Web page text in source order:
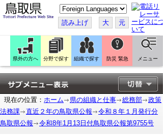
こ
の
ペ
ー
ジ
翻
訳
す
る
読み上げ 大 元
県外の方へ 分野で探す 組織で探す 防災 緊急 メニュー
現在の位置： ホーム 県の組織と仕事 総務部
政策
法務課
直近２年の鳥取県公報
令和８年１月発行分
鳥取県公報
令和8年1月13日付鳥取県公報第9755号